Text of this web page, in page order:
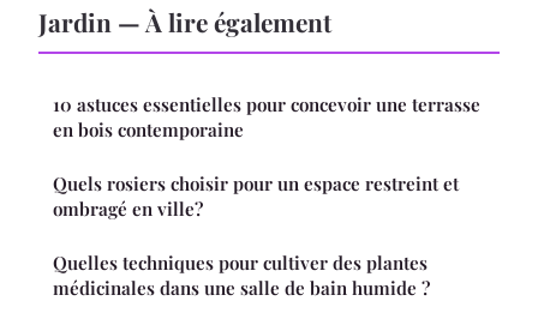
Jardin — À lire également
10 astuces essentielles pour concevoir une terrasse
en bois contemporaine
Quels rosiers choisir pour un espace restreint et
ombragé en ville?
Quelles techniques pour cultiver des plantes
médicinales dans une salle de bain humide ?